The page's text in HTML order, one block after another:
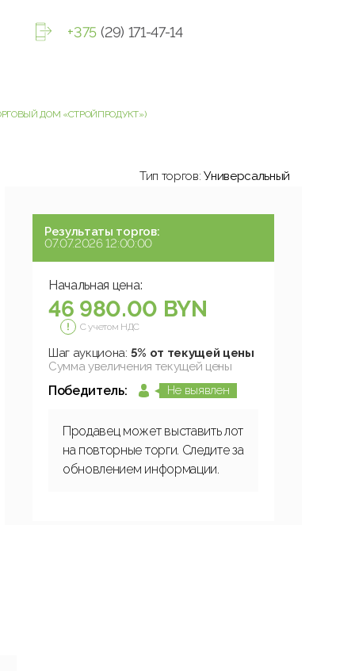
+375 (29) 171-47-14
ДОМ «СТРОЙПРОДУКТ»)
Тип торгов:Универсальный
Результаты торгов:
07.07.2026 12:00:00
Начальная цена:
46 980.00 BYN
С учетом НДС
Шаг аукциона: 5% от текущей цены
Сумма увеличения текущей цены
Победитель: Не выявлен
Продавец может выставить лот
на повторные торги. Следите за
обновлением информации.